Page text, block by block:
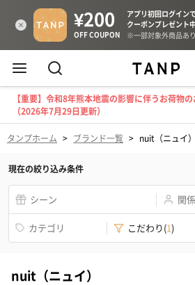
【重要】令和8年熊本地震の影響に伴うお荷物
（2026年7月29日更新）
タンプホーム > ブランド一覧 > nuit（ニュイ）
現在の絞り込み条件
シーン 関
カテゴリ こだわり(1)
nuit（ニュイ）